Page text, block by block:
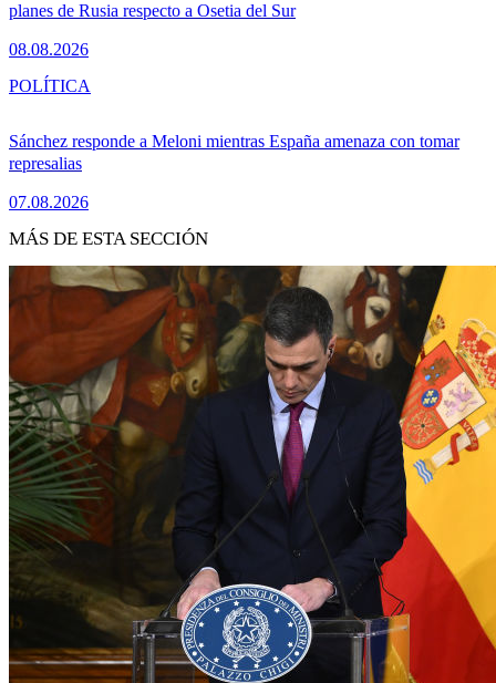
planes de Rusia respecto a Osetia del Sur
08.08.2026
Sánchez responde a Meloni mientras España amenaza con tomar
represalias
07.08.2026
POLÍTICA
MÁS DE ESTA SECCIÓN